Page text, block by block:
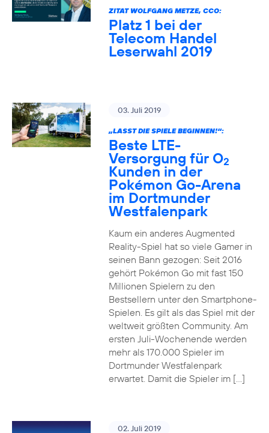
ZITAT WOLFGANG METZE, CCO:
Platz 1 bei der
Telecom Handel
Leserwahl 2019
03. Juli 2019
„LASST DIE SPIELE BEGINNEN!“:
Beste LTE-
Versorgung für O2
Kunden in der
Pokémon Go-Arena
im Dortmunder
Westfalenpark
Kaum ein anderes Augmented
Reality-Spiel hat so viele Gamer in
seinen Bann gezogen: Seit 2016
gehört Pokémon Go mit fast 150
Millionen Spielern zu den
Bestsellern unter den Smartphone-
Spielen. Es gilt als das Spiel mit der
weltweit größten Community. Am
ersten Juli-Wochenende werden
mehr als 170.000 Spieler im
Dortmunder Westfalenpark
erwartet. Damit die Spieler im […]
02. Juli 2019